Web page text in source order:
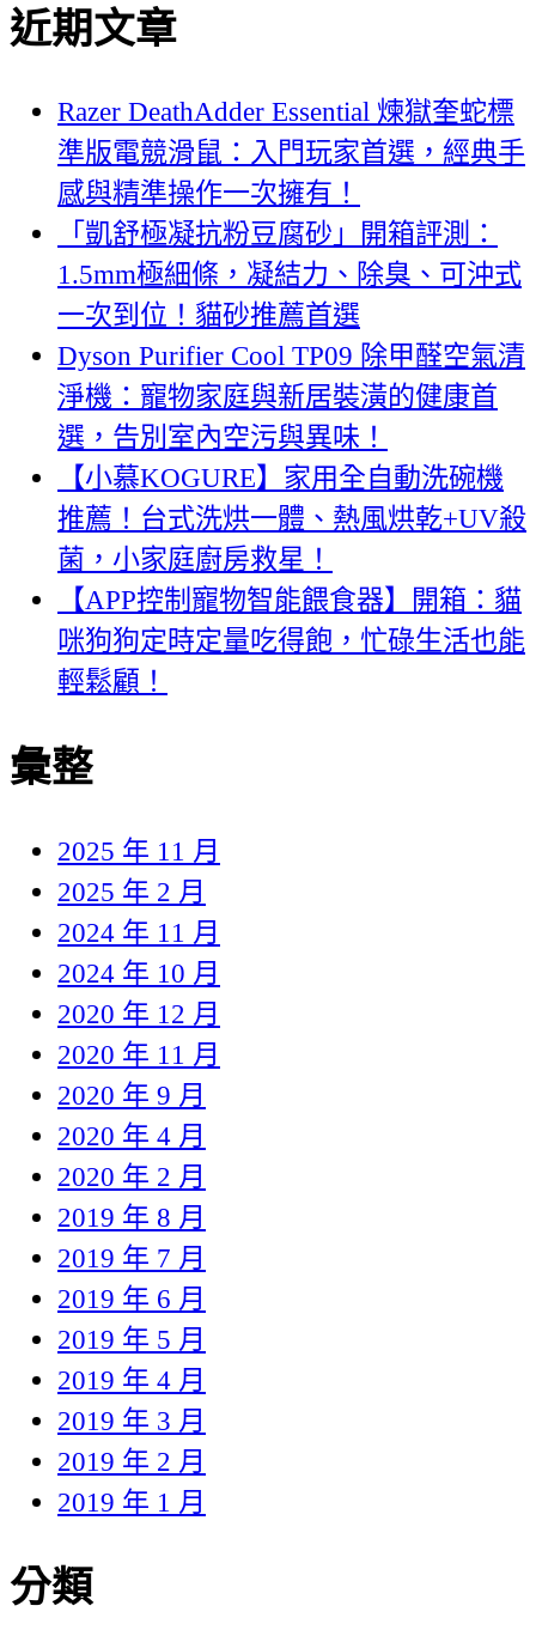
近期文章
Razer DeathAdder Essential 煉獄奎蛇標
準版電競滑鼠：入門玩家首選，經典手
感與精準操作一次擁有！
「凱舒極凝抗粉豆腐砂」開箱評測：
1.5mm極細條，凝結力、除臭、可沖式
一次到位！貓砂推薦首選
Dyson Purifier Cool TP09 除甲醛空氣清
淨機：寵物家庭與新居裝潢的健康首
選，告別室內空污與異味！
【小慕KOGURE】家用全自動洗碗機
推薦！台式洗烘一體、熱風烘乾+UV殺
菌，小家庭廚房救星！
【APP控制寵物智能餵食器】開箱：貓
咪狗狗定時定量吃得飽，忙碌生活也能
輕鬆顧！
彙整
2025 年 11 月
2025 年 2 月
2024 年 11 月
2024 年 10 月
2020 年 12 月
2020 年 11 月
2020 年 9 月
2020 年 4 月
2020 年 2 月
2019 年 8 月
2019 年 7 月
2019 年 6 月
2019 年 5 月
2019 年 4 月
2019 年 3 月
2019 年 2 月
2019 年 1 月
分類